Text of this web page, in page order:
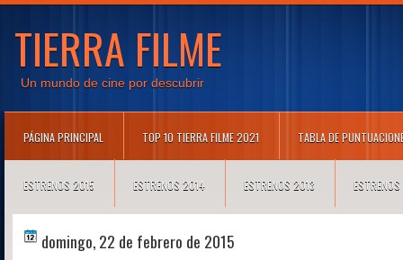
TIERRA FILME
Un mundo de cine por descubrir
PÁGINA PRINCIPAL TOP 10 TIERRA FILME 2021 TABLA DE
ESTRENOS 2015 ESTRENOS 2014 ESTRENOS 2013
domingo, 22 de febrero de 2015